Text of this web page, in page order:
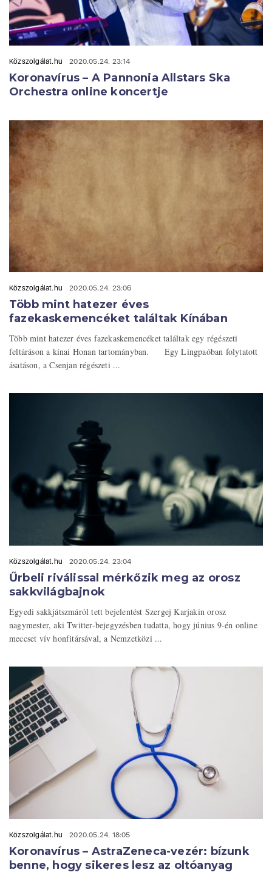
Közszolgálat.hu 2020.05.24. 23:14
Koronavírus – A Pannonia Allstars Ska
Orchestra online koncertje
Közszolgálat.hu 2020.05.24. 23:06
Több mint hatezer éves
fazekaskemencéket találtak Kínában
Több mint hatezer éves fazekaskemencéket találtak egy régészeti
feltáráson a kínai Honan tartományban. Egy Lingpaóban folytatott
ásatáson, a Csenjan régészeti ...
Közszolgálat.hu 2020.05.24. 23:04
Űrbeli riválissal mérkőzik meg az orosz
sakkvilágbajnok
Egyedi sakkjátszmáról tett bejelentést Szergej Karjakin orosz
nagymester, aki Twitter-bejegyzésben tudatta, hogy június 9-én online
meccset vív honfitársával, a Nemzetközi ...
Közszolgálat.hu 2020.05.24. 18:05
Koronavírus – AstraZeneca-vezér: bízunk
benne, hogy sikeres lesz az oltóanyag